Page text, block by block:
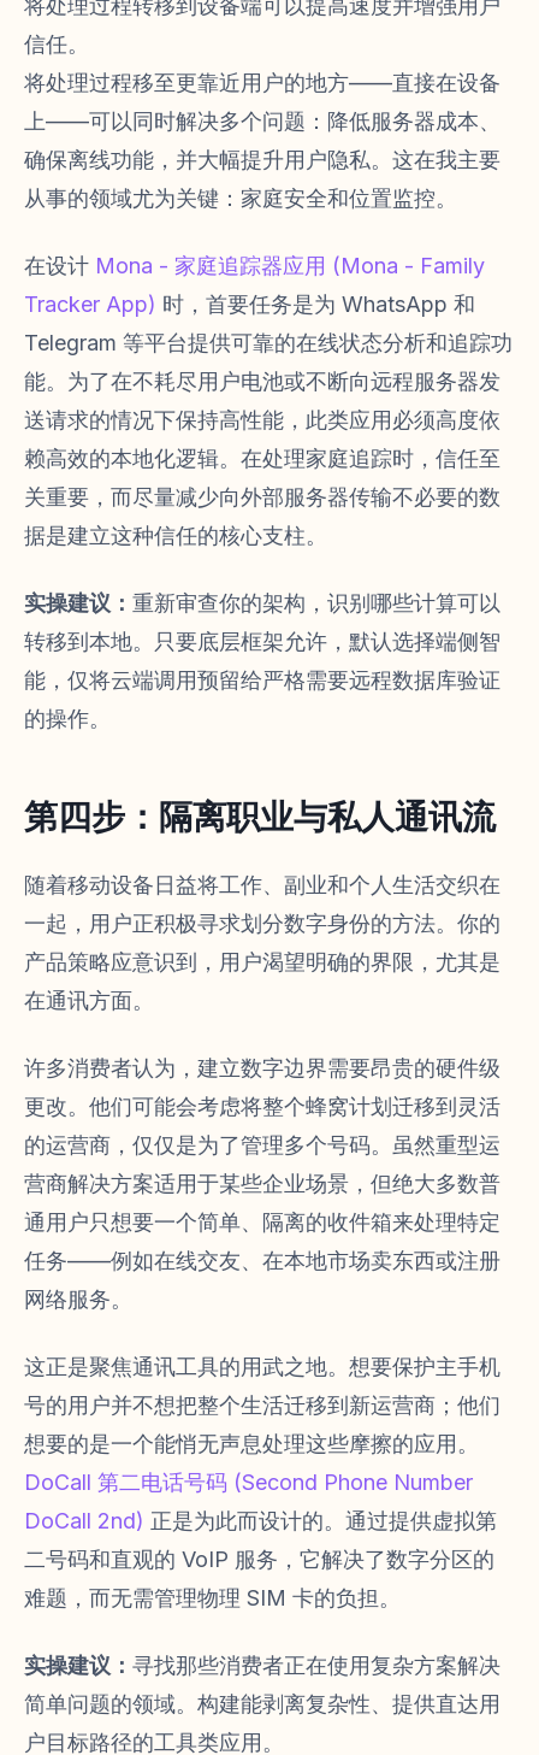
将处理过程转移到设备端可以提高速度并增强用户
信任。
将处理过程移至更靠近用户的地方——直接在设备
上——可以同时解决多个问题：降低服务器成本、
确保离线功能，并大幅提升用户隐私。这在我主要
从事的领域尤为关键：家庭安全和位置监控。
在设计 Mona - 家庭追踪器应用 (Mona - Family
Tracker App) 时，首要任务是为 WhatsApp 和
Telegram 等平台提供可靠的在线状态分析和追踪功
能。为了在不耗尽用户电池或不断向远程服务器发
送请求的情况下保持高性能，此类应用必须高度依
赖高效的本地化逻辑。在处理家庭追踪时，信任至
关重要，而尽量减少向外部服务器传输不必要的数
据是建立这种信任的核心支柱。
实操建议： 重新审查你的架构，识别哪些计算可以
转移到本地。只要底层框架允许，默认选择端侧智
能，仅将云端调用预留给严格需要远程数据库验证
的操作。
第四步：隔离职业与私人通讯流
随着移动设备日益将工作、副业和个人生活交织在
一起，用户正积极寻求划分数字身份的方法。你的
产品策略应意识到，用户渴望明确的界限，尤其是
在通讯方面。
许多消费者认为，建立数字边界需要昂贵的硬件级
更改。他们可能会考虑将整个蜂窝计划迁移到灵活
的运营商，仅仅是为了管理多个号码。虽然重型运
营商解决方案适用于某些企业场景，但绝大多数普
通用户只想要一个简单、隔离的收件箱来处理特定
任务——例如在线交友、在本地市场卖东西或注册
网络服务。
这正是聚焦通讯工具的用武之地。想要保护主手机
号的用户并不想把整个生活迁移到新运营商；他们
想要的是一个能悄无声息处理这些摩擦的应用。
DoCall 第二电话号码 (Second Phone Number
DoCall 2nd) 正是为此而设计的。通过提供虚拟第
二号码和直观的 VoIP 服务，它解决了数字分区的
难题，而无需管理物理 SIM 卡的负担。
实操建议： 寻找那些消费者正在使用复杂方案解决
简单问题的领域。构建能剥离复杂性、提供直达用
户目标路径的工具类应用。